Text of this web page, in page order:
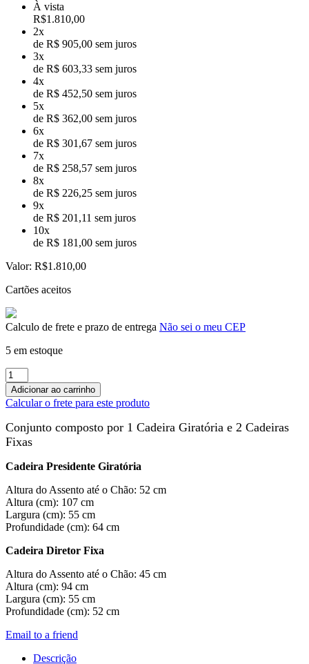
À vista
R$1.810,00
2x
de R$ 905,00 sem juros
3x
de R$ 603,33 sem juros
4x
de R$ 452,50 sem juros
5x
de R$ 362,00 sem juros
6x
de R$ 301,67 sem juros
7x
de R$ 258,57 sem juros
8x
de R$ 226,25 sem juros
9x
de R$ 201,11 sem juros
10x
de R$ 181,00 sem juros
Valor: R$1.810,00
Cartões aceitos
Calculo de frete e prazo de entrega Não sei o meu CEP
5 em estoque
Conjunto
de
Cadeiras
Florença
cor
Preto
-
2912
quantidade
Adicionar ao carrinho
Calcular o frete para este produto
Conjunto composto por 1 Cadeira Giratória e 2 Cadeiras
Fixas
Cadeira Presidente Giratória
Altura do Assento até o Chão: 52 cm
Altura (cm): 107 cm
Largura (cm): 55 cm
Profundidade (cm): 64 cm
Cadeira Diretor Fixa
Altura do Assento até o Chão: 45 cm
Altura (cm): 94 cm
Largura (cm): 55 cm
Profundidade (cm): 52 cm
Email to a friend
Descrição